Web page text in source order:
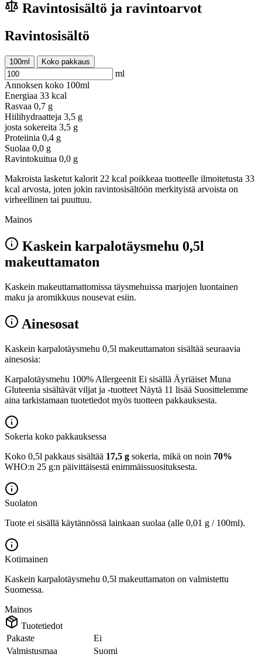
Ravintosisältö ja ravintoarvot
Ravintosisältö
100ml Koko pakkaus
ml
Annoksen koko 100ml
Energiaa 33 kcal
Rasvaa 0,7 g
Hiilihydraatteja 3,5 g
josta sokereita 3,5 g
Proteiinia 0,4 g
Suolaa 0,0 g
Ravintokuitua 0,0 g
Makroista lasketut kalorit 22 kcal poikkeaa tuotteelle ilmoitetusta 33
kcal arvosta, joten jokin ravintosisältöön merkityistä arvoista on
virheellinen tai puuttuu.
Mainos
Kaskein karpalotäysmehu 0,5l
makeuttamaton
Kaskein makeuttamattomissa täysmehuissa marjojen luontainen
maku ja aromikkuus nousevat esiin.
Ainesosat
Kaskein karpalotäysmehu 0,5l makeuttamaton sisältää seuraavia
ainesosia:
Karpalotäysmehu 100% Allergeenit Ei sisällä Äyriäiset Muna
Gluteenia sisältävät viljat ja -tuotteet Näytä 11 lisää Suosittelemme
aina tarkistamaan tuotetiedot myös tuotteen pakkauksesta.
Sokeria koko pakkauksessa
Koko 0,5l pakkaus sisältää 17,5 g sokeria, mikä on noin 70%
WHO:n 25 g:n päivittäisestä enimmäissuosituksesta.
Suolaton
Tuote ei sisällä käytännössä lainkaan suolaa (alle 0,01 g / 100ml).
Kotimainen
Kaskein karpalotäysmehu 0,5l makeuttamaton on valmistettu
Suomessa.
Mainos
Tuotetiedot
Pakaste
Ei
Valmistusmaa
Suomi